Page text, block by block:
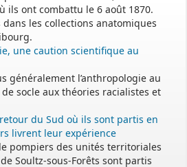
ils ont combattu le 6 août 1870.
les collections anatomiques
une caution scientifique au
généralement l’anthropologie au
socle aux théories racialistes et
du Sud où ils sont partis en
livrent leur expérience
pompiers des unités territoriales
Soultz-sous-Forêts sont partis